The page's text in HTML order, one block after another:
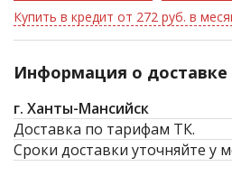
Купить в кредит от 272 руб. в
Информация о доставке
г. Ханты-Мансийск
Доставка по тарифам ТК.
Сроки доставки уточняйте у